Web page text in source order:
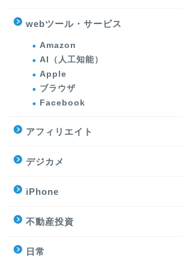
webツール・サービス
Amazon
AI（人工知能）
Apple
ブラウザ
Facebook
アフィリエイト
デジカメ
iPhone
不動産投資
日常